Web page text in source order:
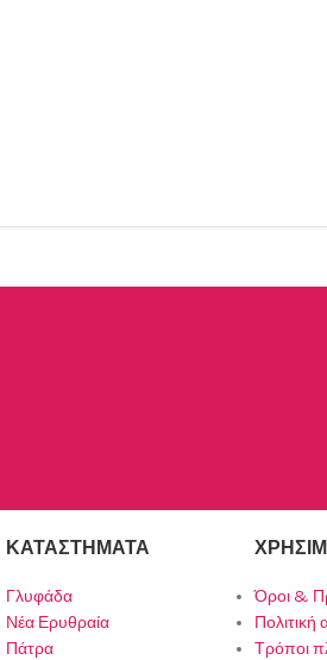
ΚΑΤΑΣΤΉΜΑΤΑ
Γλυφάδα
Νέα Ερυθραία
Πάτρα
Όροι &
Τρόποι